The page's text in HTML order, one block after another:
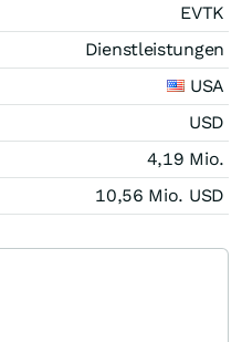
EVTK
Dienstleistungen
USA
USD
4,19 Mio.
10,56 Mio. USD